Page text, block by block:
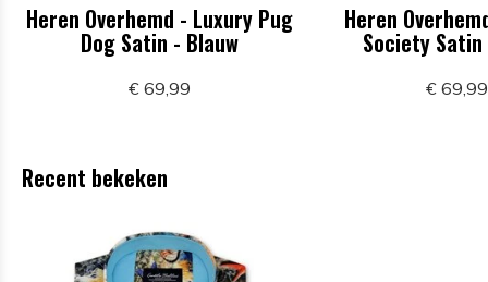
Heren Overhemd - Luxury Pug
Dog Satin - Blauw
€ 69,99
Heren
Society
€ 69,99
Recent bekeken